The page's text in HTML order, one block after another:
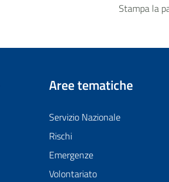
Stampa la
Aree tematiche
Servizio Nazionale
Rischi
Emergenze
Volontariato